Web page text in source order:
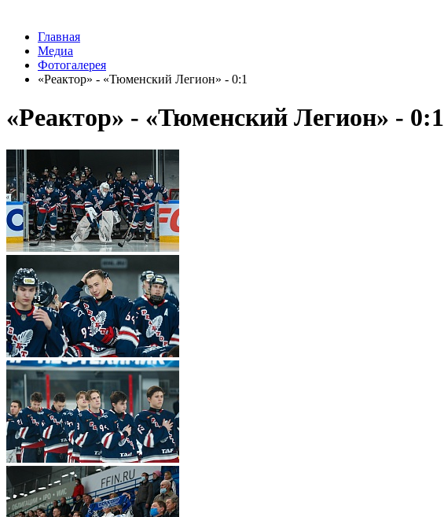
Главная
Медиа
Фотогалерея
«Реактор» - «Тюменский Легион» - 0:1
«Реактор» - «Тюменский Легион» - 0:1